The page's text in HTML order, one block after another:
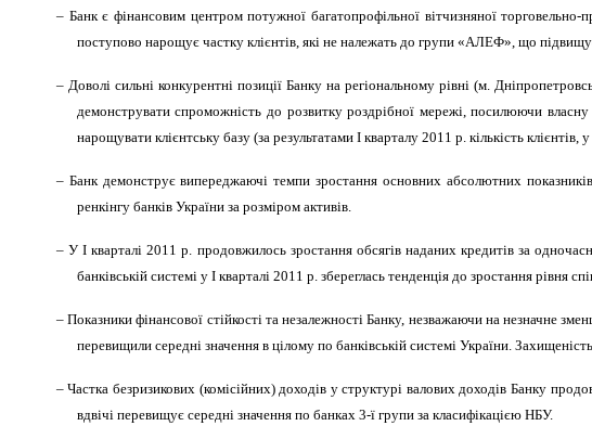
– Банк є фінансовим центром потужної багатопрофільної вітчизняної
поступово нарощує частку клієнтів, які не належать до групи «АЛЕФ», що
– Доволі сильні конкурентні позиції Банку на регіональному рівні (м.
демонструвати спроможність до розвитку роздрібної мережі, посилюючи
нарощувати клієнтську базу (за результатами І кварталу 2011 р. кількість
– Банк демонструє випереджаючі темпи зростання основних абсолютних
ренкінгу банків України за розміром активів.
– У І кварталі 2011 р. продовжилось зростання обсягів наданих кредитів за
банківській системі у І кварталі 2011 р. збереглась тенденція до зростання рівня
– Показники фінансової стійкості та незалежності Банку, незважаючи на незначне
перевищили середні значення в цілому по банківській системі України.
– Частка безризикових (комісійних) доходів у структурі валових доходів Банку
вдвічі перевищує середні значення по банках 3-ї групи за класифікацією НБУ.